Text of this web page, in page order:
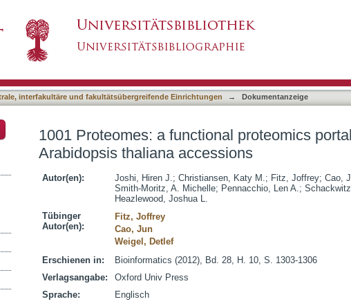
proteomics portal for the analysis of
interfakultäre und fakultätsübergreifende Einrichtungen → Dokumentanzeige
1001 Proteomes: a functional proteomics
Arabidopsis thaliana accessions
Autor(en): Joshi, Hiren J.; Christiansen, Katy M.; Fitz, Joffrey; Cao,
Smith-Moritz, A. Michelle; Pennacchio, Len A.;
Heazlewood, Joshua L.
Tübinger
Autor(en):
Fitz, Joffrey
Cao, Jun
Weigel, Detlef
Erschienen in:
Bioinformatics (2012), Bd. 28, H. 10, S. 1303-1306
Verlagsangabe:
Oxford Univ Press
Sprache:
Englisch